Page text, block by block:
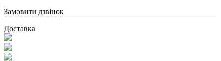
Замовити дзвінок
Доставка